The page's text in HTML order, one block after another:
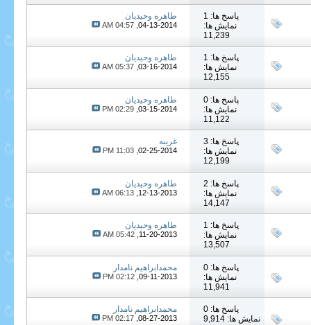
پاسخ ها: 1
نمایش ها:
11,239
طاهره وحیدیان
04-13-2014,
04:57 AM
پاسخ ها: 1
نمایش ها:
12,155
طاهره وحیدیان
03-16-2014,
05:37 AM
پاسخ ها: 0
نمایش ها:
11,122
طاهره وحیدیان
03-15-2014,
02:29 PM
پاسخ ها: 3
نمایش ها:
12,199
غریبه
02-25-2014,
11:03 PM
پاسخ ها: 2
نمایش ها:
14,147
طاهره وحیدیان
12-13-2013,
06:13 AM
پاسخ ها: 1
نمایش ها:
13,507
طاهره وحیدیان
11-20-2013,
05:42 AM
پاسخ ها: 0
نمایش ها:
11,941
محمدابراهیم نامدار
09-11-2013,
02:12 PM
پاسخ ها: 0
نمایش ها: 9,914
محمدابراهیم نامدار
08-27-2013,
02:17 PM